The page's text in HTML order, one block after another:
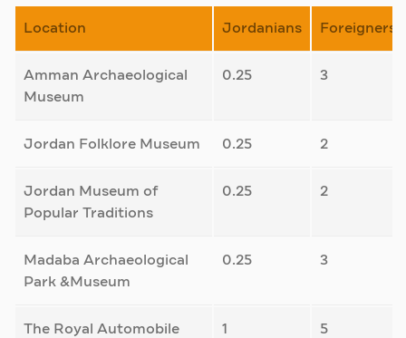
Location Jordanians Foreigners
Amman Archaeological
Museum
0.25 3
Jordan Folklore Museum 0.25 2
Jordan Museum of
Popular Traditions
0.25 2
Madaba Archaeological
Park &Museum
0.25 3
The Royal Automobile
1 5